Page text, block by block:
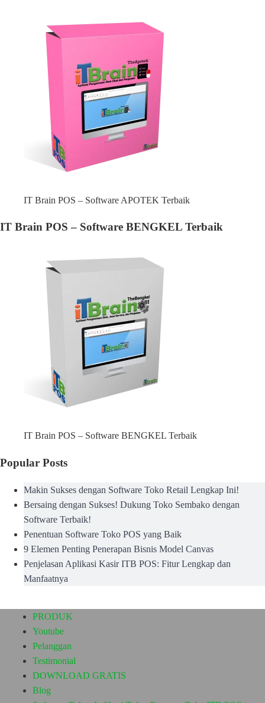
IT Brain POS – Software APOTEK Terbaik
IT Brain POS – Software BENGKEL Terbaik
IT Brain POS – Software BENGKEL Terbaik
Popular Posts
Makin Sukses dengan Software Toko Retail Lengkap Ini!
Bersaing dengan Sukses! Dukung Toko Sembako dengan
Software Terbaik!
Penentuan Software Toko POS yang Baik
9 Elemen Penting Penerapan Bisnis Model Canvas
Penjelasan Aplikasi Kasir ITB POS: Fitur Lengkap dan
Manfaatnya
PRODUK
Youtube
Pelanggan
Testimonial
DOWNLOAD GRATIS
Blog